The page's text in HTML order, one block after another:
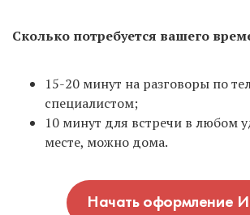
Сколько потребуется вашего
15-20 минут на разговоры по
специалистом;
10 минут для встречи в любом
месте, можно дома.
Начать оформление